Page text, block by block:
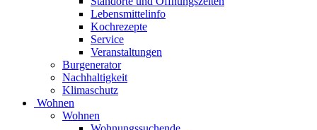
Lebensmittelinfo
Kochrezepte
Service
Veranstaltungen
Burgenerator
Nachhaltigkeit
Klimaschutz
Wohnen
Wohnen